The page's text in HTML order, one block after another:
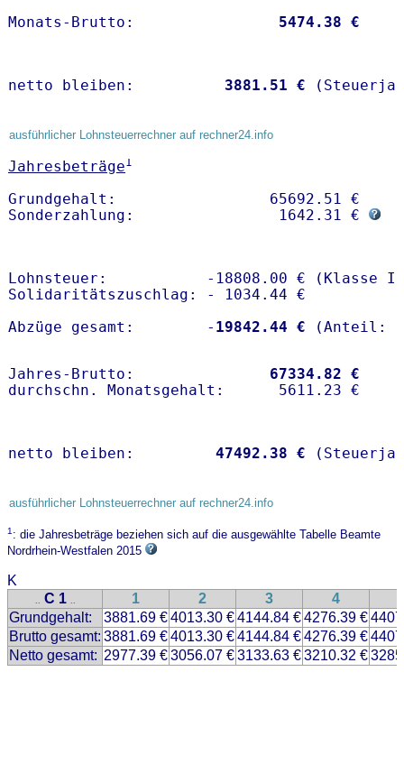
Monats-Brutto: 5474.38 €
netto bleiben: 3881.51 €
ausführlicher Lohnsteuerrechner auf rechner24.info
Jahresbeträge1
Grundgehalt:                 65692.51 €
Sonderzahlung:                1642.31 €
Lohnsteuer:           -18808.00 € (Klasse I)
Solidaritätszuschlag: - 1034.44 €
Abzüge gesamt:        - 19842.44 €
Jahres-Brutto: 67334.82 €
netto bleiben: 47492.38 €
ausführlicher Lohnsteuerrechner auf rechner24.info
1: die Jahresbeträge beziehen sich auf die ausgewählte Tabelle Beamte
Nordrhein-Westfalen 2015
K
.. C 1 .. 1 2 3 4
Grundgehalt:
3881.69 €4013.30 €4144.84 €4276.39 €
Brutto gesamt: 3881.69 €4013.30 €4144.84 €4276.39 €
Netto gesamt: 2977.39 €3056.07 €3133.63 €3210.32 €